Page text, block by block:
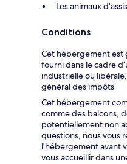
Les animaux
Conditions
Cet hébergement est
fourni dans le cadre
industrielle ou
général des impôts
Cet hébergement
comme des balcons,
potentiellement non
questions, nous vous
l'hébergement avant
vous accueillir dans